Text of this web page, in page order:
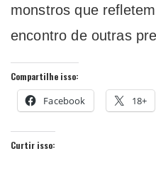
monstros que
encontro de outras
Compartilhe isso:
Facebook 18+
Curtir isso: